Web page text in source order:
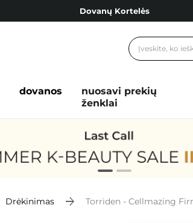
Dovanų Kortelės
Nemokamas pristatymas nuo 40,00
dovanos
nuosavi prekių
ženklai
Drėkinimas Torriden - Cellmazing